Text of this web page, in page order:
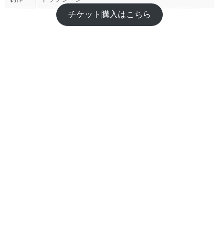
チケット購入はこちら